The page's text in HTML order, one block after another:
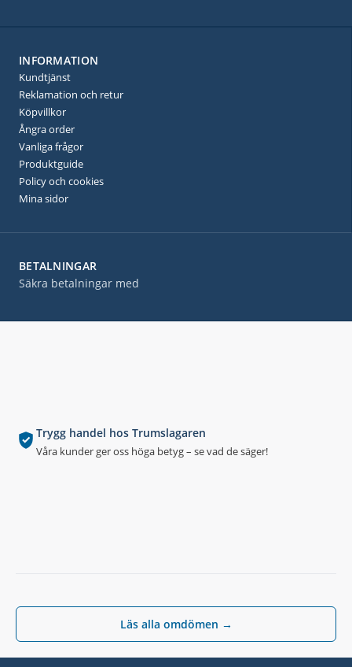
Trygg handel hos Trumslagaren
Våra kunder ger oss höga betyg – se vad de säger!
Läs alla omdömen →
BETALNINGAR
Säkra betalningar med
INFORMATION
Kundtjänst
Reklamation och retur
Köpvillkor
Ångra order
Vanliga frågor
Produktguide
Policy och cookies
Mina sidor